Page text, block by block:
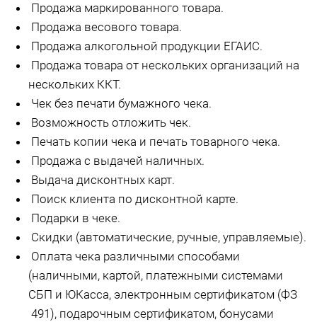
Продажа маркированного товара.
Продажа весового товара.
Продажа алкогольной продукции ЕГАИС.
Продажа товара от нескольких организаций на
нескольких ККТ.
Чек без печати бумажного чека.
Возможность отложить чек.
Печать копии чека и печать товарного чека.
Продажа с выдачей наличных.
Выдача дисконтных карт.
Поиск клиента по дисконтной карте.
Подарки в чеке.
Скидки (автоматические, ручные, управляемые).
Оплата чека различными способами
(наличными, картой, платежными системами
СБП и ЮКасса, электронным сертификатом (ФЗ
491), подарочным сертификатом, бонусами